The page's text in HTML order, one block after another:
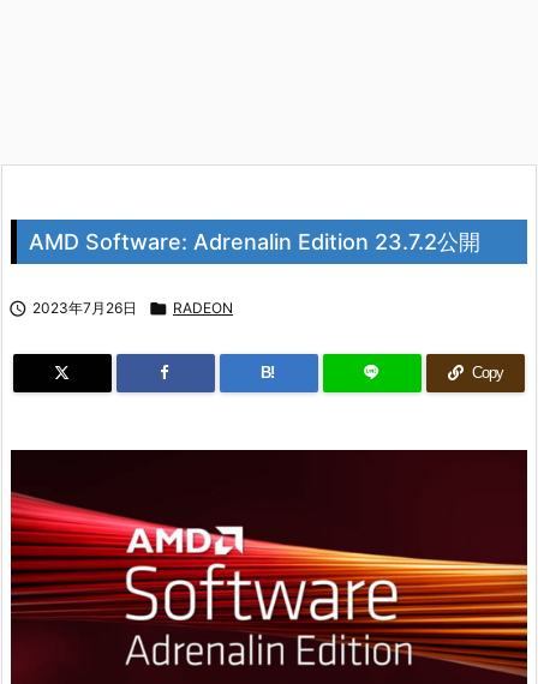
AMD Software: Adrenalin Edition 23.7.2公開
 2023年7月26日  RADEON
B! Copy